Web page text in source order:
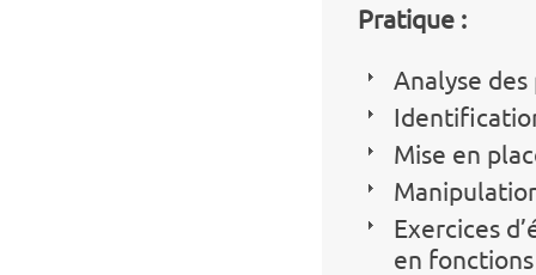
Pratique :
Analyse
Mise en
Exercices
en